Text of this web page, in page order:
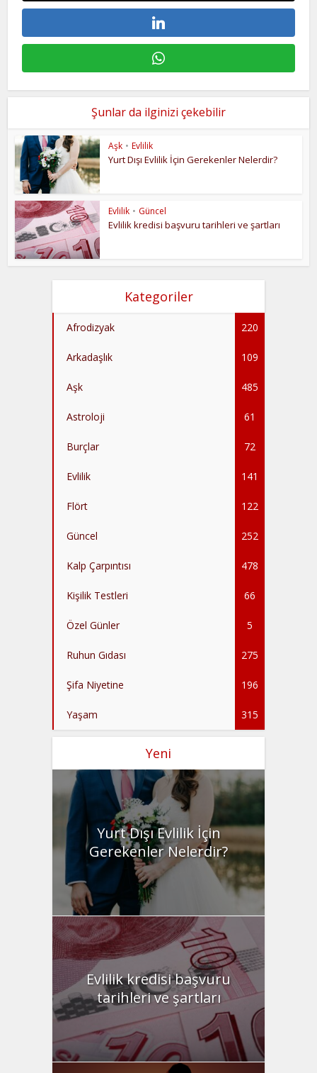
Şunlar da ilginizi çekebilir
Aşk • Evlilik
Yurt Dışı Evlilik İçin Gerekenler Nelerdir?
Evlilik • Güncel
Evlilik kredisi başvuru tarihleri ve şartları
Kategoriler
Afrodizyak 220
Arkadaşlık 109
Aşk 485
Astroloji 61
Burçlar 72
Evlilik 141
Flört 122
Güncel 252
Kalp Çarpıntısı 478
Kişilik Testleri 66
Özel Günler 5
Ruhun Gıdası 275
Şifa Niyetine 196
Yaşam 315
Yeni
Yurt Dışı Evlilik İçin
Gerekenler Nelerdir?
Evlilik kredisi başvuru
tarihleri ve şartları